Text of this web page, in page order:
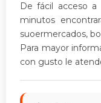
De fácil acceso a
minutos
suoermercados,
Para mayor
con gusto le